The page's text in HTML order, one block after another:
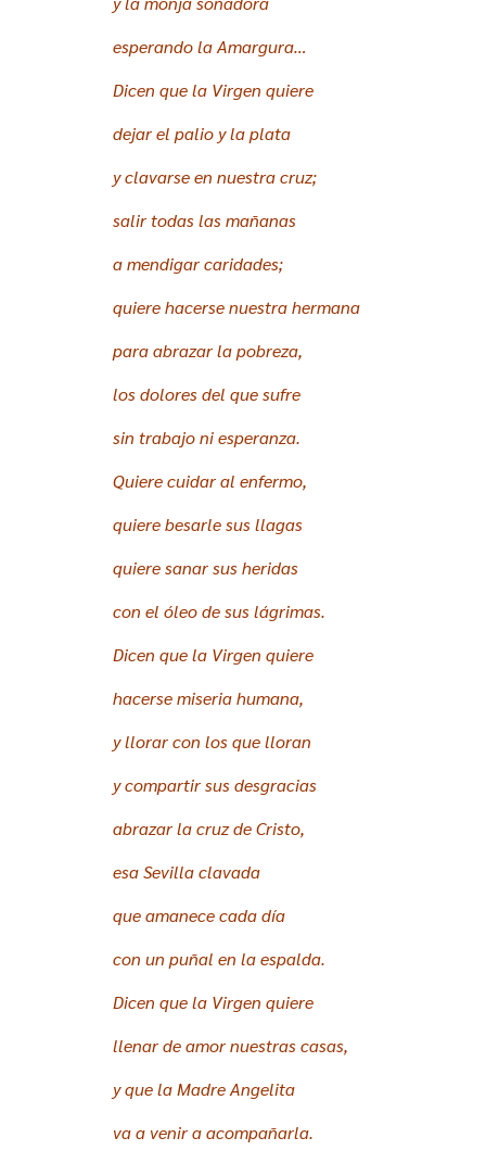
esperando la Amargura…
Dicen que la Virgen quiere
dejar el palio y la plata
y clavarse en nuestra cruz;
salir todas las mañanas
a mendigar caridades;
quiere hacerse nuestra hermana
para abrazar la pobreza,
los dolores del que sufre
sin trabajo ni esperanza.
Quiere cuidar al enfermo,
quiere besarle sus llagas
quiere sanar sus heridas
con el óleo de sus lágrimas.
Dicen que la Virgen quiere
hacerse miseria humana,
y llorar con los que lloran
y compartir sus desgracias
abrazar la cruz de Cristo,
esa Sevilla clavada
que amanece cada día
con un puñal en la espalda.
Dicen que la Virgen quiere
llenar de amor nuestras casas,
y que la Madre Angelita
va a venir a acompañarla.